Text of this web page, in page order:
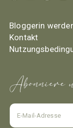
Bloggerin
Kontakt
Abonniere